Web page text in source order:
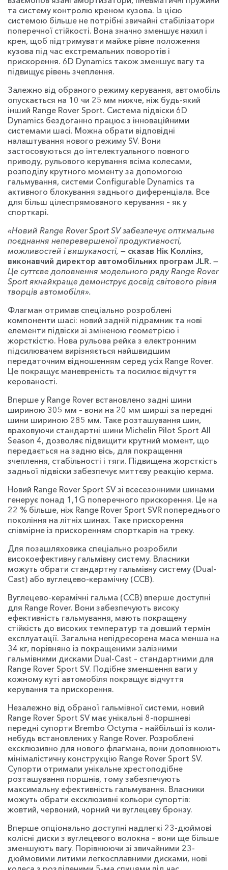
та систему контролю креном кузова. Із цією
системою більше не потрібні звичайні стабілізатори
поперечної стійкості. Вона значно зменшує нахил і
крен, щоб підтримувати майже рівне положення
кузова під час екстремальних поворотів і
прискорення. 6D Dynamics також зменшує вагу та
підвищує рівень зчеплення.
Залежно від обраного режиму керування, автомобіль
опускається на 10 чи 25 мм нижче, ніж будь-який
інший Range Rover Sport. Система підвіски 6D
Dynamics бездоганно працює з інноваційними
системами шасі. Можна обрати відповідні
налаштування нового режиму SV. Вони
застосовуються до інтелектуального повного
приводу, рульового керування всіма колесами,
розподілу крутного моменту за допомогою
гальмування, системи Configurable Dynamics та
активного блокування заднього диференціала. Все
для більш цілеспрямованого керування – як у
спорткарі.
«Новий Range Rover Sport SV забезпечує оптимальне
поєднання неперевершеної продуктивності,
можливостей і вишуканості, — сказав Нік Коллінз,
виконавчий директор автомобільних програм JLR. —
Це суттєве доповнення модельного ряду Range Rover
Sport якнайкраще демонструє досвід світового рівня
творців автомобіля».
Флагман отримав спеціально розроблені
компоненти шасі: новий задній підрамник та нові
елементи підвіски зі зміненою геометрією і
жорсткістю. Нова рульова рейка з електронним
підсилювачем вирізняється найшвидшим
передаточним відношенням серед усіх Range Rover.
Це покращує маневреність та посилює відчуття
керованості.
Вперше у Range Rover встановлено задні шини
шириною 305 мм – вони на 20 мм ширші за передні
шини шириною 285 мм. Таке розташування шин,
враховуючи стандартні шини Michelin Pilot Sport All
Season 4, дозволяє підвищити крутний момент, що
передається на задню вісь, для покращення
зчеплення, стабільності і тяги. Підвищена жорсткість
задньої підвіски забезпечує миттєву реакцію керма.
Новий Range Rover Sport SV зі всесезонними шинами
генерує понад 1,1G поперечного прискорення. Це на
22 % більше, ніж Range Rover Sport SVR попереднього
покоління на літніх шинах. Таке прискорення
співмірне із прискоренням спорткарів на треку.
Для позашляховика спеціально розробили
високоефективну гальмівну систему. Власники
можуть обрати стандартну гальмівну систему (Dual-
Cast) або вуглецево-керамічну (CCB).
Вуглецево-керамічні гальма (CCB) вперше доступні
для Range Rover. Вони забезпечують високу
ефективність гальмування, мають покращену
стійкість до високих температур та довший термін
експлуатації. Загальна непідресорена маса менша на
34 кг, порівняно із покращеними залізними
гальмівними дисками Dual-Cast – стандартними для
Range Rover Sport SV. Подібне зменшення ваги у
кожному куті автомобіля покращує відчуття
керування та прискорення.
Незалежно від обраної гальмівної системи, новий
Range Rover Sport SV має унікальні 8-поршневі
передні супорти Brembo Octyma – найбільші із коли-
небудь встановлених у Range Rover. Розроблені
ексклюзивно для нового флагмана, вони доповнюють
мінімалістичну конструкцію Range Rover Sport SV.
Супорти отримали унікальне хрестоподібне
розташування поршнів, тому забезпечують
максимальну ефективність гальмування. Власники
можуть обрати ексклюзивні кольори супортів:
жовтий, червоний, чорний чи вуглецеву бронзу.
Вперше опціонально доступні надлегкі 23-дюймові
колісні диски з вуглецевого волокна – вони ще більше
зменшують вагу. Порівнюючи зі звичайними 23-
дюймовими литими легкосплавними дисками, нові